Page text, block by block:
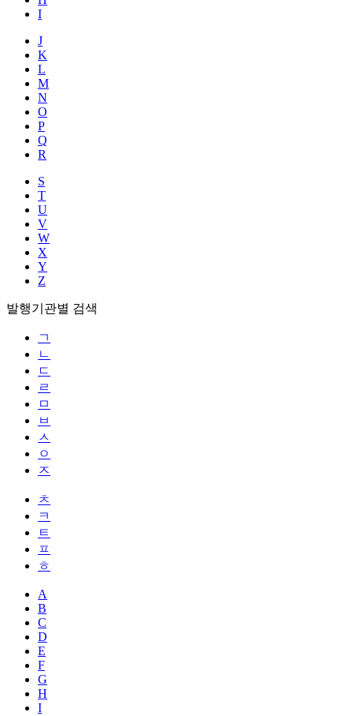
I
J
K
L
M
N
O
P
Q
R
S
T
U
V
W
X
Y
Z
발행기관별 검색
ㄱ
ㄴ
ㄷ
ㄹ
ㅁ
ㅂ
ㅅ
ㅇ
ㅈ
ㅊ
ㅋ
ㅌ
ㅍ
ㅎ
A
B
C
D
E
F
G
H
I